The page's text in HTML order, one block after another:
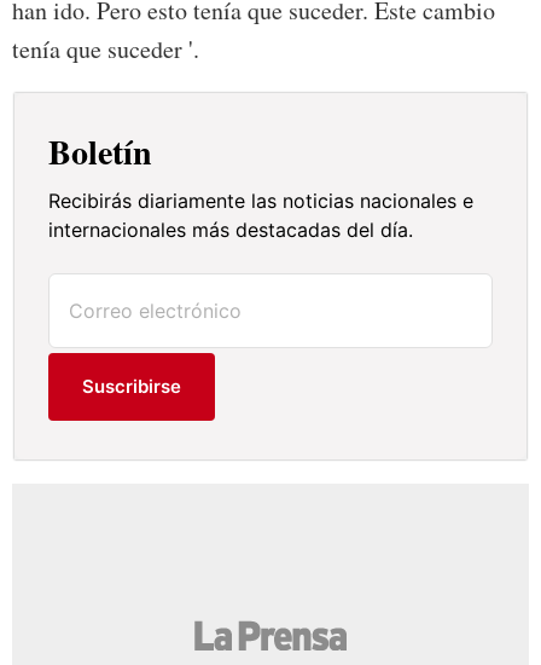
han ido. Pero esto tenía que suceder. Este cambio
tenía que suceder '.
Boletín
Recibirás diariamente las noticias nacionales e
internacionales más destacadas del día.
Suscribirse